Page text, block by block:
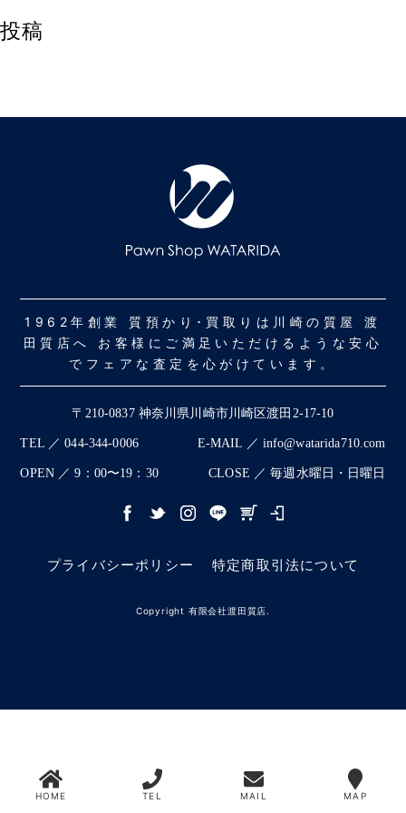
投稿
1962年創業 質預かり･買取りは川崎の質屋 渡
田質店へ お客様にご満足いただけるような安心
でフェアな査定を心がけています。
〒210-0837 神奈川県川崎市川崎区渡田2-17-10
TEL ／ 044-344-0006 E-MAIL ／ info@watarida710.com
OPEN ／ 9：00〜19：30 CLOSE ／ 毎週水曜日・日曜日
プライバシーポリシー 特定商取引法について
Copyright 有限会社渡田質店.
HOME TEL MAIL MAP